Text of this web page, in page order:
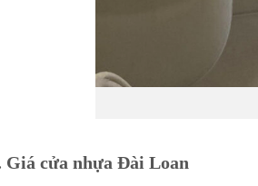
Giá cửa nhựa Đài Loan